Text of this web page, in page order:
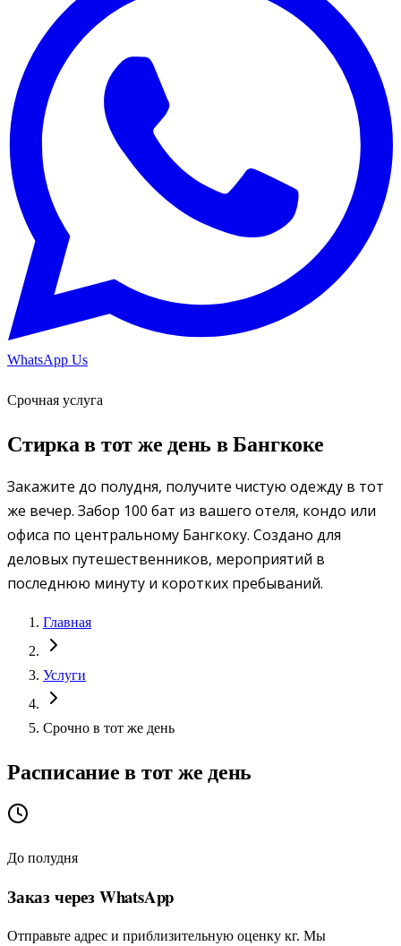
WhatsApp Us
Срочная услуга
Стирка в тот же день в Бангкоке
Закажите до полудня, получите чистую одежду в тот
же вечер. Забор 100 бат из вашего отеля, кондо или
офиса по центральному Бангкоку. Создано для
деловых путешественников, мероприятий в
последнюю минуту и коротких пребываний.
Главная
Услуги
Срочно в тот же день
Расписание в тот же день
До полудня
Заказ через WhatsApp
Отправьте адрес и приблизительную оценку кг. Мы